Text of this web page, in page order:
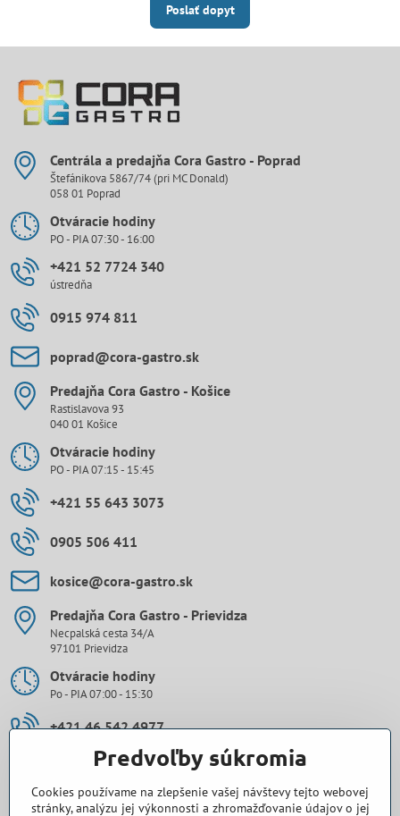
Poslať dopyt
Centrála a predajňa Cora Gastro - Poprad
Štefánikova 5867/74 (pri MC Donald)
058 01 Poprad
Otváracie hodiny
PO - PIA 07:30 - 16:00
+421 52 7724 340
ústredňa
0915 974 811
poprad​@cora-gastro​.sk
Predajňa Cora Gastro - Košice
Rastislavova 93
040 01 Košice
Otváracie hodiny
PO - PIA 07:15 - 15:45
+421 55 643 3073
0905 506 411
kosice​@cora-gastro​.sk
Predajňa Cora Gastro - Prievidza
Necpalská cesta 34/A
97101 Prievidza
Otváracie hodiny
Po - PIA 07:00 - 15:30
+421 46 542 4977
0907 971 896
prievidza​@cora-gastro​.sk
Predvoľby súkromia
Cookies používame na zlepšenie vašej návštevy tejto webovej
stránky, analýzu jej výkonnosti a zhromažďovanie údajov o jej